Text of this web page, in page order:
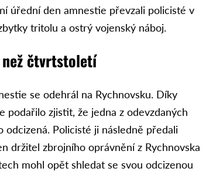
úřední den amnestie převzali policisté v
tritolu a ostrý vojenský náboj.
čtvrtstoletí
se odehrál na Rychnovsku. Díky
podařilo zjistit, že jedna z odevzdaných
odcizená. Policisté ji následně předali
držitel zbrojního oprávnění z Rychnovska
mohl opět shledat se svou odcizenou